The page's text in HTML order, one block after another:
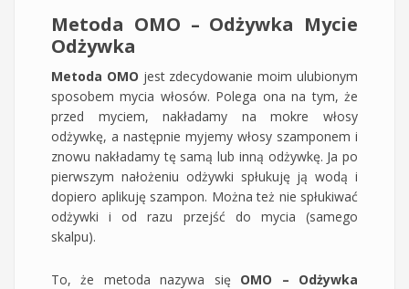
Metoda OMO – Odżywka Mycie
Odżywka
Metoda OMO jest zdecydowanie moim ulubionym
sposobem mycia włosów. Polega ona na tym, że
przed myciem, nakładamy na mokre włosy
odżywkę, a następnie myjemy włosy szamponem i
znowu nakładamy tę samą lub inną odżywkę. Ja po
pierwszym nałożeniu odżywki spłukuję ją wodą i
dopiero aplikuję szampon. Można też nie spłukiwać
odżywki i od razu przejść do mycia (samego
skalpu).
To, że metoda nazywa się OMO – Odżywka